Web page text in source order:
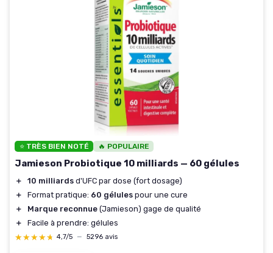
⭐ TRÈS BIEN NOTÉ 🔥 POPULAIRE
Jamieson Probiotique 10 milliards — 60 gélules
＋ 10 milliards d'UFC par dose (fort dosage)
＋
Format pratique: 60 gélules pour une cure
＋
Marque reconnue (Jamieson) gage de qualité
＋
Facile à prendre: gélules
★★★★★
★★★★★ 4,7/5 — 5296 avis